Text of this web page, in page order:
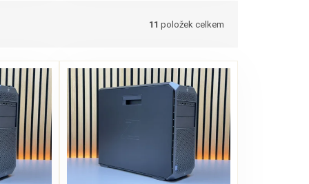
11 položek celkem